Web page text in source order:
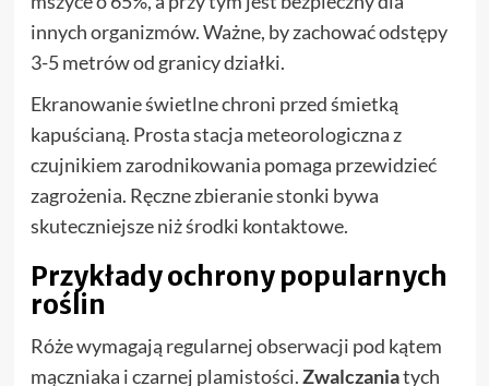
innych organizmów. Ważne, by zachować odstępy
3-5 metrów od granicy działki.
Ekranowanie świetlne chroni przed śmietką
kapuścianą. Prosta stacja meteorologiczna z
czujnikiem zarodnikowania pomaga przewidzieć
zagrożenia. Ręczne zbieranie stonki bywa
skuteczniejsze niż środki kontaktowe.
Przykłady ochrony popularnych
roślin
Róże wymagają regularnej obserwacji pod kątem
mączniaka i czarnej plamistości.Zwalczaniatych